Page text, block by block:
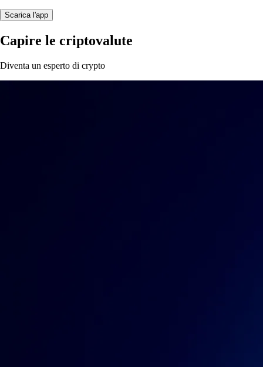
Scarica l'app
Capire le criptovalute
Diventa un esperto di crypto